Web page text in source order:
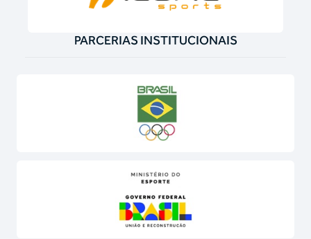
PARCERIAS INSTITUCIONAIS